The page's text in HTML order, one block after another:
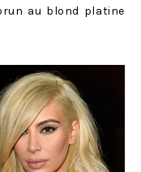
au blond platine